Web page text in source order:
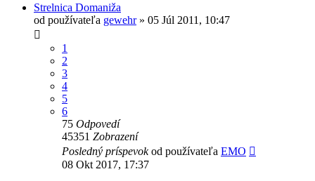
Strelnica Domaniža
od používateľa gewehr» 05 Júl 2011, 10:47
1
2
3
4
5
6
75 Odpovedí
45351 Zobrazení
Posledný príspevokod používateľa EMO
08 Okt 2017, 17:37